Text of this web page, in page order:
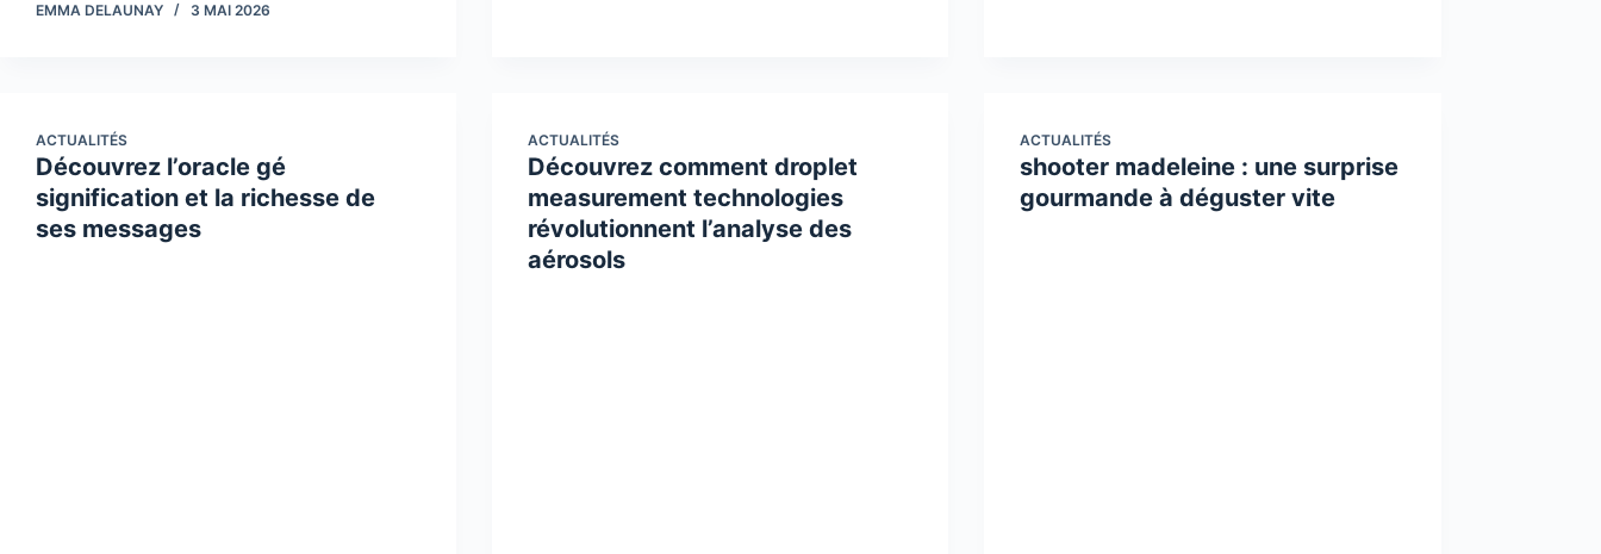
EMMA DELAUNAY 3 MAI 2026
ACTUALITÉS
Découvrez l’oracle gé
signification et la richesse de
ses messages
ACTUALITÉS
Découvrez comment droplet
measurement technologies
révolutionnent l’analyse des
aérosols
ACTUALITÉS
shooter madeleine : une surprise
gourmande à déguster vite